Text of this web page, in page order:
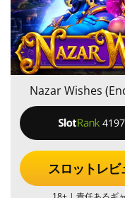
Nazar Wishes
4197
スロットレビ